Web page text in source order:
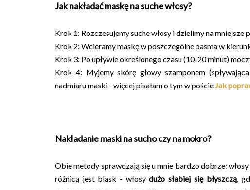
Jak nakładać maskę na suche włosy?
Krok 1: Rozczesujemy suche włosy i dzielimy na mniejsze
Krok 2: Wcieramy maskę w poszczególne pasma w
Krok 3: Po upływie określonego czasu (10-20 minut)
Krok 4: Myjemy skórę głowy szamponem
nadmiaru maski - więcej pisałam o tym w pościeJak
Nakładanie maski na sucho czy na mokro?
Obie metody sprawdzają się u mnie bardzo dobrze: włosy
różnicą jest blask - włosydużo słabiej się błyszczą,